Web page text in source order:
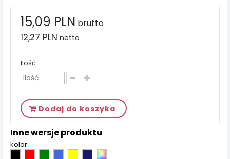
15,09 PLN brutto
12,27 PLN netto
Ilość
Dodaj do koszyka
Inne wersje produktu
kolor